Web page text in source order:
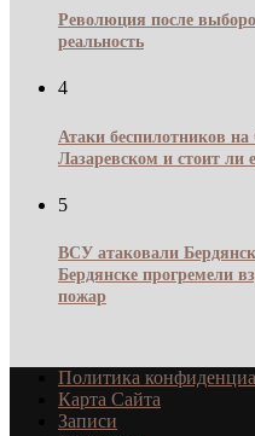
Революция после
реальность
4
Атаки беспилотников
Лазаревском и стоит ли
5
ВСУ атаковали
Бердянске прогремели
пожар
Политика
Карта Сайта
Записи